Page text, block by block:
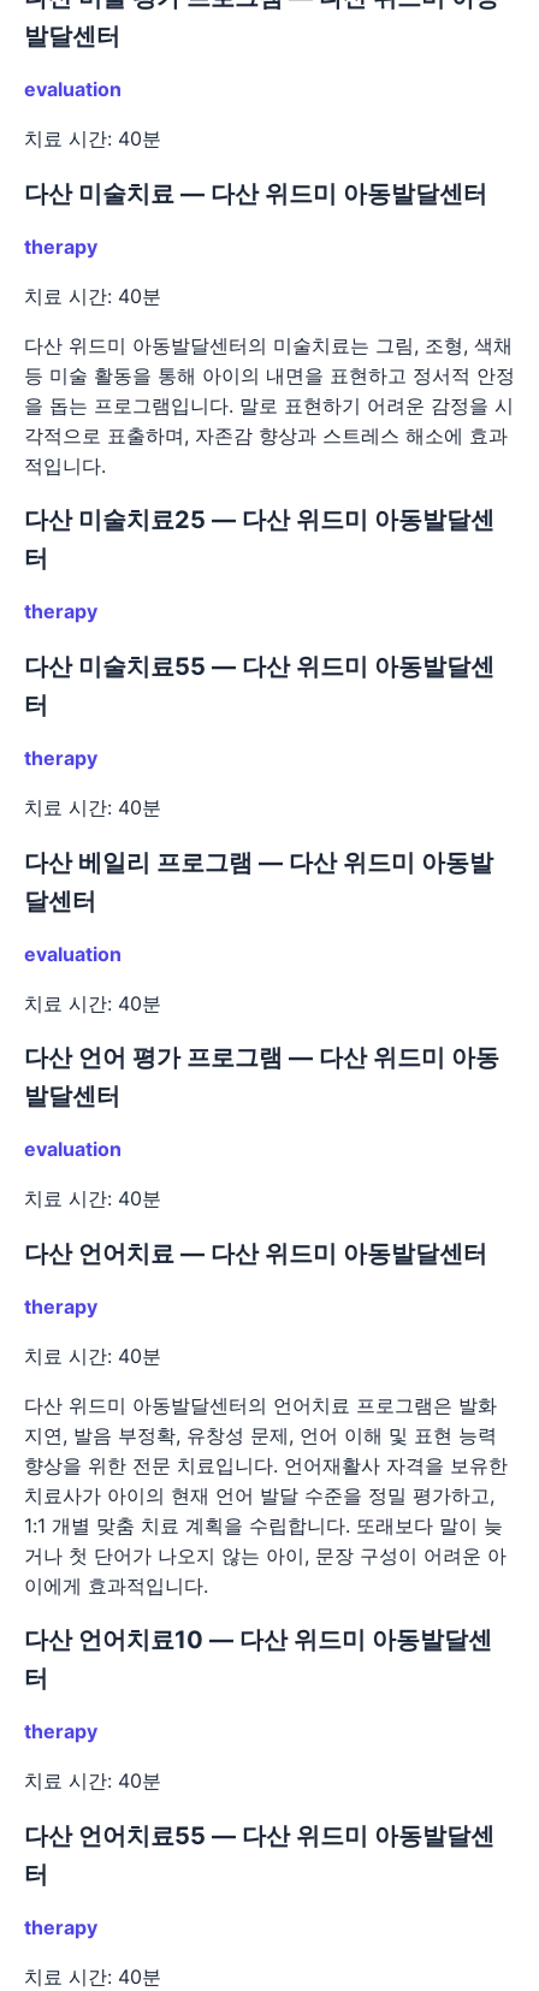
발달센터
evaluation
치료 시간: 40분
다산 미술치료 — 다산 위드미 아동발달센터
therapy
치료 시간: 40분
다산 위드미 아동발달센터의 미술치료는 그림, 조형, 색채
등 미술 활동을 통해 아이의 내면을 표현하고 정서적 안정
을 돕는 프로그램입니다. 말로 표현하기 어려운 감정을 시
각적으로 표출하며, 자존감 향상과 스트레스 해소에 효과
적입니다.
다산 미술치료25 — 다산 위드미 아동발달센
터
therapy
다산 미술치료55 — 다산 위드미 아동발달센
터
therapy
치료 시간: 40분
다산 베일리 프로그램 — 다산 위드미 아동발
달센터
evaluation
치료 시간: 40분
다산 언어 평가 프로그램 — 다산 위드미 아동
발달센터
evaluation
치료 시간: 40분
다산 언어치료 — 다산 위드미 아동발달센터
therapy
치료 시간: 40분
다산 위드미 아동발달센터의 언어치료 프로그램은 발화
지연, 발음 부정확, 유창성 문제, 언어 이해 및 표현 능력
향상을 위한 전문 치료입니다. 언어재활사 자격을 보유한
치료사가 아이의 현재 언어 발달 수준을 정밀 평가하고,
1:1 개별 맞춤 치료 계획을 수립합니다. 또래보다 말이 늦
거나 첫 단어가 나오지 않는 아이, 문장 구성이 어려운 아
이에게 효과적입니다.
다산 언어치료10 — 다산 위드미 아동발달센
터
therapy
치료 시간: 40분
다산 언어치료55 — 다산 위드미 아동발달센
터
therapy
치료 시간: 40분